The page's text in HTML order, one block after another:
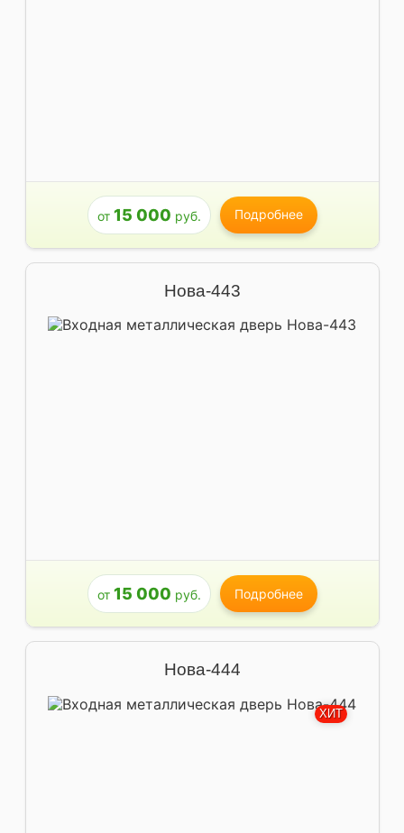
от 15 000 руб. Подробнее
Нова-443
от 15 000 руб. Подробнее
Нова-444
ХИТ